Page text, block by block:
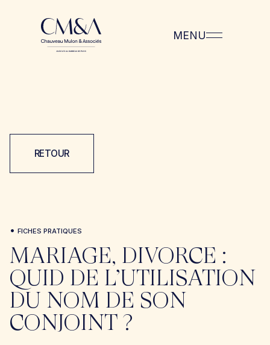
MENU
RETOUR
• FICHES PRATIQUES
MARIAGE, DIVORCE :
QUID DE L’UTILISATION
DU NOM DE SON
CONJOINT ?